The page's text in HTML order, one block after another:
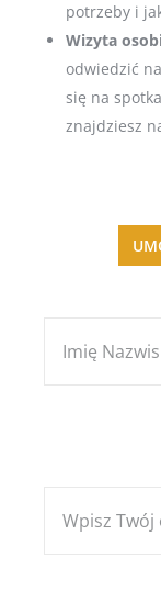
potrzeby i
Wizyta
odwiedzić
się na
znajdziesz